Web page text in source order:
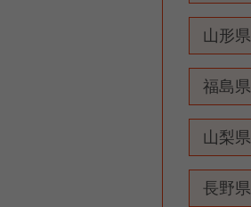
山形県
福島県
山梨県
長野県